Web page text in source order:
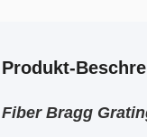
Produkt-
Fiber Bragg